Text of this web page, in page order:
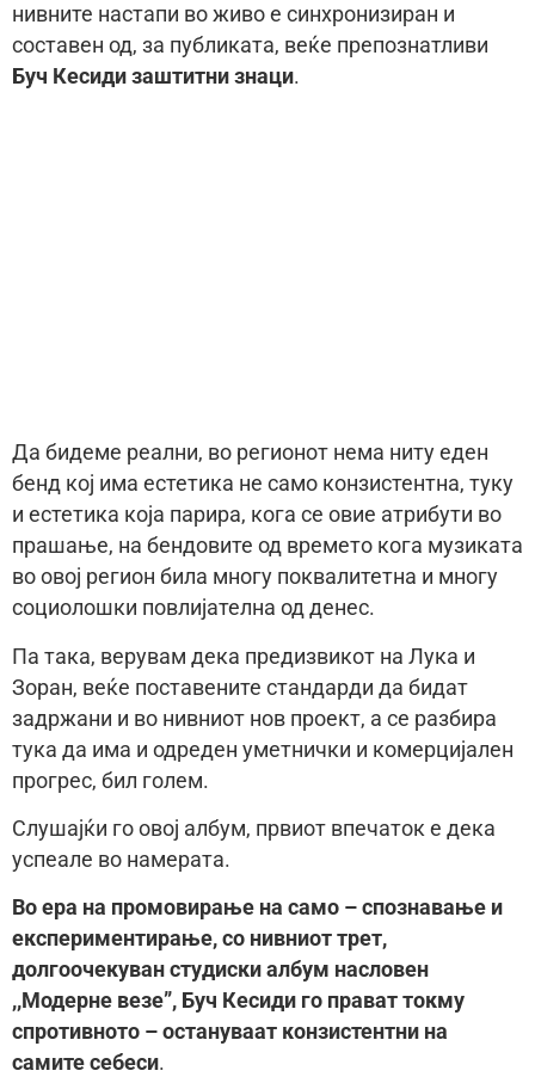
нивните настапи во живо е синхронизиран и
составен од, за публиката, веќе препознатливи
Буч Кесиди заштитни знаци.
Да бидеме реални, во регионот нема ниту еден
бенд кој има естетика не само конзистентна, туку
и естетика која парира, кога се овие атрибути во
прашање, на бендовите од времето кога музиката
во овој регион била многу поквалитетна и многу
социолошки повлијателна од денес.
Па така, верувам дека предизвикот на Лука и
Зоран, веќе поставените стандарди да бидат
задржани и во нивниот нов проект, а се разбира
тука да има и одреден уметнички и комерцијален
прогрес, бил голем.
Слушајќи го овој албум, првиот впечаток е дека
успеале во намерата.
Во ера на промовирање на само – спознавање и
експериментирање, со нивниот трет,
долгоочекуван студиски албум насловен
,,Модерне везе”, Буч Кесиди го прават токму
спротивното – остануваат конзистентни на
самите себеси.